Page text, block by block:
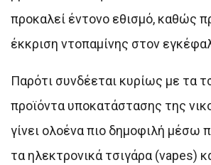
προκαλεί έντονο εθισμό, καθώς
έκκριση ντοπαμίνης στον
Παρότι συνδέεται κυρίως με τα
προϊόντα υποκατάστασης της
γίνει ολοένα πιο δημοφιλή μέσω
τα ηλεκτρονικά τσιγάρα (vapes)